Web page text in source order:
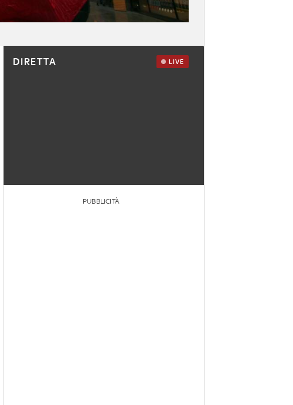
DIRETTA LIVE
PUBBLICITÀ